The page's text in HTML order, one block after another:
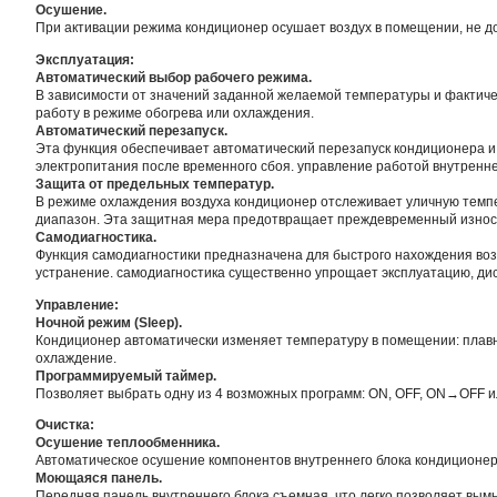
Осушение.
При активации режима кондиционер осушает воздух в помещении, не
Эксплуатация:
Автоматический выбор рабочего режима.
В зависимости от значений заданной желаемой температуры и
работу в режиме обогрева или охлаждения.
Автоматический перезапуск.
Эта функция обеспечивает автоматический перезапуск кондиционера
электропитания после временного сбоя. управление работой
Защита от предельных температур.
В режиме охлаждения воздуха кондиционер отслеживает уличную
диапазон. Эта защитная мера предотвращает преждевременный
Самодиагностика.
Функция самодиагностики предназначена для быстрого нахождения
устранение. самодиагностика существенно упрощает эксплуатацию,
Управление:
Ночной режим (Sleep).
Кондиционер автоматически изменяет температуру в помещении:
охлаждение.
Программируемый таймер.
Позволяет выбрать одну из 4 возможных программ: ON, OFF, ON→OFF
Очистка:
Осушение теплообменника.
Автоматическое осушение компонентов внутреннего блока
Моющаяся панель.